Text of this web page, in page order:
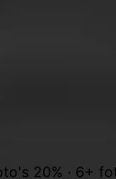
20% · 6+